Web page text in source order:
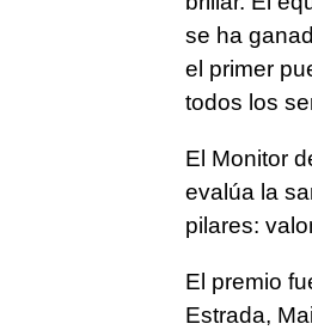
se ha
el primer
todos los
El Monitor
evalúa la
pilares:
El premio
Estrada,